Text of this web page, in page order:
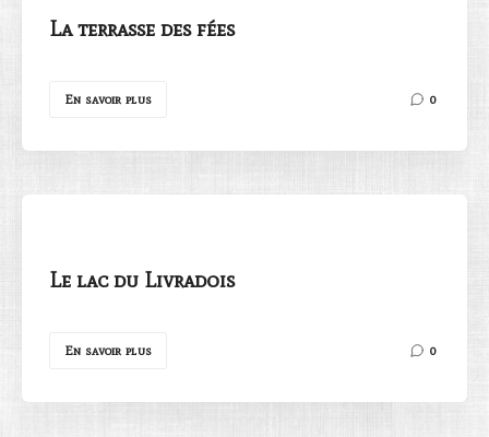
La terrasse des fées
En savoir plus 0
Le lac du Livradois
En savoir plus 0